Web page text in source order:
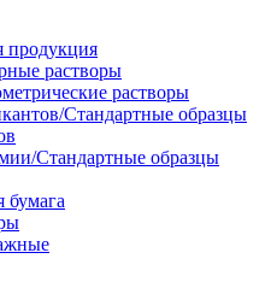
продукция
растворы
растворы
Стандартные образцы
Стандартные образцы
бумага